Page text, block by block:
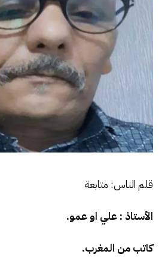
قلم الناس: متابعة
الأستاذ : علي او عمو.
كاتب من المغرب.